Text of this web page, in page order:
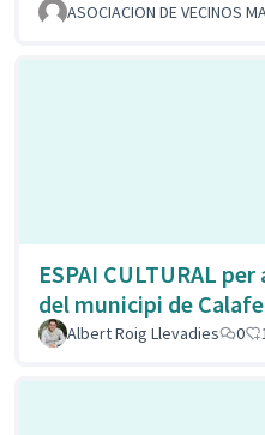
ASOCIACION DE VECINOS
ESPAI CULTURAL
del municipi de
Albert Roig Llevadies 0